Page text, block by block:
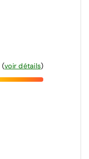
(voir détails)